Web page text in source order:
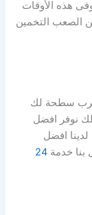
هذه الأوقات
الصعب التخمين
سطحة لك
نوفر افضل
افضل
بنا خدمة24